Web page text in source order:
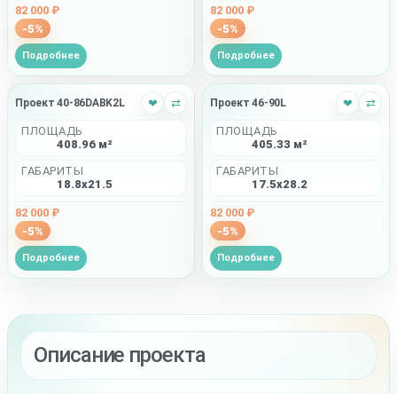
82 000 ₽
-5%
Подробнее
82 000 ₽
-5%
Подробнее
Проект 40-86DABK2L ❤ ⇄
ПЛОЩАДЬ
408.96 м²
ГАБАРИТЫ
18.8x21.5
82 000 ₽
-5%
Подробнее
Проект 46-90L ❤ ⇄
ПЛОЩАДЬ
405.33 м²
ГАБАРИТЫ
17.5x28.2
82 000 ₽
-5%
Подробнее
Описание проекта